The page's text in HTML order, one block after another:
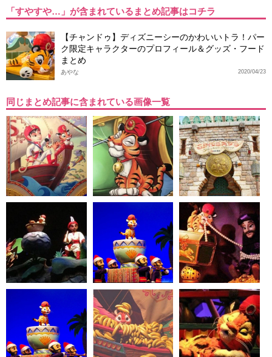
「すやすや…」が含まれているまとめ記事はコチラ
【チャンドゥ】ディズニーシーのかわいいトラ！パー
ク限定キャラクターのプロフィール＆グッズ・フード
まとめ
2020/04/23
あやな
同じまとめ記事に含まれている画像一覧